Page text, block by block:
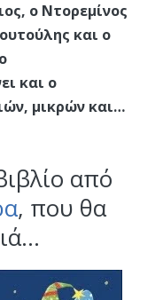
ο Ντορεμίνος
και ο
και ο
μικρών και…
από
, που θα